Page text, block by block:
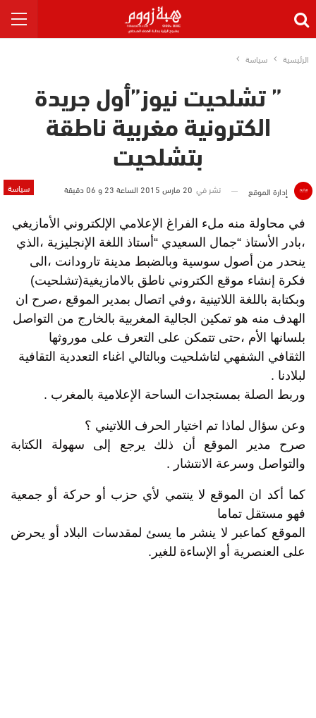
الرئيسية سياسة
” تشلحيت نيوز”أول جريدة
الكترونية مغربية ناطقة
بتشلحيت
سياسة إدارة الموقع نشر في 20 مارس 2015 الساعة 23 و 06 دقيقة
في محاولة منه ملء الفراغ الإعلامي الإلكتروني الأمازيغي
،بادر الأستاذ “جمال السعيدي “أستاذ اللغة الإنجليزية ،الذي
ينحدر من أصول سوسية وبالضبط مدينة تارودانت ،الى
فكرة إنشاء موقع الكتروني ناطق بالامازيغية(تشلحيت)
وبكتابة باللغة اللاتينية ،وفي اتصال بمدير الموقع ،صرح ان
الهدف منه هو تمكين الجالية المغربية بالخارج من التواصل
بلسانها الأم ،حتى تتمكن على التعرف على موروثها
الثقافي الشفهي لتاشلحيت وبالتالي اغناء التعددية التقافية
لبلادنا .
وربط الصلة بمستجدات الساحة الإعلامية بالمغرب .
وعن سؤال لماذا تم اختيار الحرف اللاتيني ؟
صرح مدير الموقع أن ذلك يرجع إلى سهولة الكتابة
والتواصل وسرعة الانتشار .
كما أكد ان الموقع لا ينتمي لأي حزب أو حركة أو جمعية
فهو مستقل تماما
الموقع كماعبر لا ينشر ما يسئ لمقدسات البلاد أو يحرض
على العنصرية أو الإساءة للغير.